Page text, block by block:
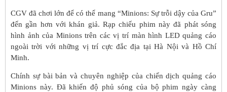
CGV đã chơi lớn để có thể mang “Minions: Sự trỗi dậy của Gru”
đến gần hơn với khán giả. Rạp chiếu phim này đã phát sóng
hình ảnh của Minions trên các vị trí màn hình LED quảng cáo
ngoài trời với những vị trí cực đắc địa tại Hà Nội và Hồ Chí
Minh.
Chính sự bài bản và chuyên nghiệp của chiến dịch quảng cáo
Minions này. Đã khiến độ phủ sóng của bộ phim ngày càng